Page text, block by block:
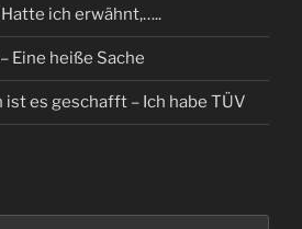
Hatte ich erwähnt,…..
Eine heiße Sache
ist es geschafft – Ich habe TÜV